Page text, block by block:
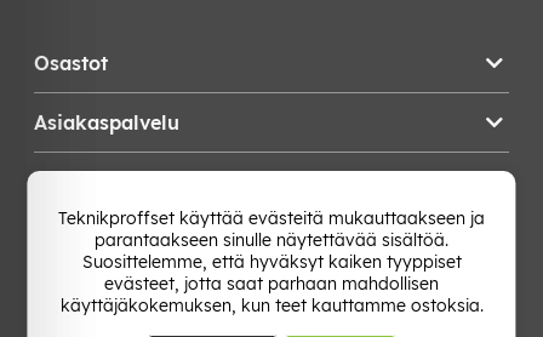
Osastot
Asiakaspalvelu
Vaihda Maa
Teknikproffset käyttää evästeitä mukauttaakseen ja
parantaakseen sinulle näytettävää sisältöä.
Suosittelemme, että hyväksyt kaiken tyyppiset
evästeet, jotta saat parhaan mahdollisen
käyttäjäkokemuksen, kun teet kauttamme ostoksia.